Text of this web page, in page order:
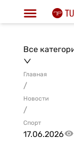
Все
Главная
/
Новости
/
Спорт
17.06.2026